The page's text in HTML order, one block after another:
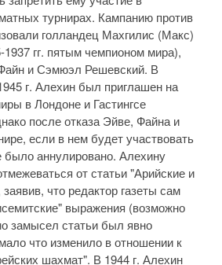
турнирах. Кампанию против
голландец Махгилис (Макс)
гг. пятым чемпионом мира),
и Сэмюэл Решевский. В
г. Алехин был приглашен на
в Лондоне и Гастингсе
после отказа Эйве, Файна и
если в нем будет участвовать
аннулировано. Алехину
от статьи "Арийские и
что редактор газеты сам
выражения (возможно
замысел статьи был явно
что изменило в отношении к
шахмат". В 1944 г. Алехин